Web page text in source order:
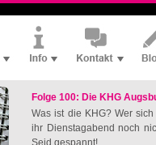
Folge 100: Die KHG
Was ist die KHG? Wer
ihr Dienstagabend noch
Seid gespannt!